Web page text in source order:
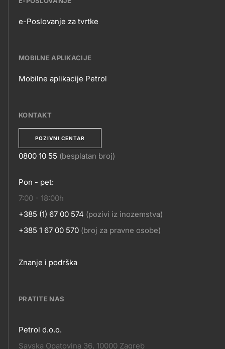
POSLOVANJE
e-Poslovanje za tvrtke
MOBILNE APLIKACIJE
APLIKACIJE
Mobilne aplikacije Petrol
KONTAKT
POZIVNI CENTAR
KONTAKT
0800 10 55 (besplatan broj)
Pon - pet:
7:00 - 18:00h
+385 (1) 67 00 574 (pozivi iz inozemstva)
+385 1 67 00 570 (broj za pravne osobe)
Footer
Znanje i podrška
PRATITE NAS
Pratite
Petrol d.o.o.
Savska Opatovina 36, 10000 Zagreb